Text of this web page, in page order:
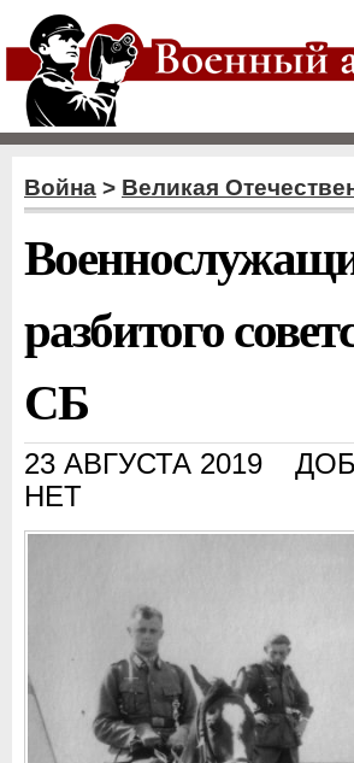
Война > Великая
разбитого
СБ
23 АВГУСТА 2019
НЕТ